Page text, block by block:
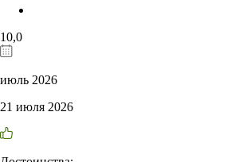
10,0
июль 2026
21 июля 2026